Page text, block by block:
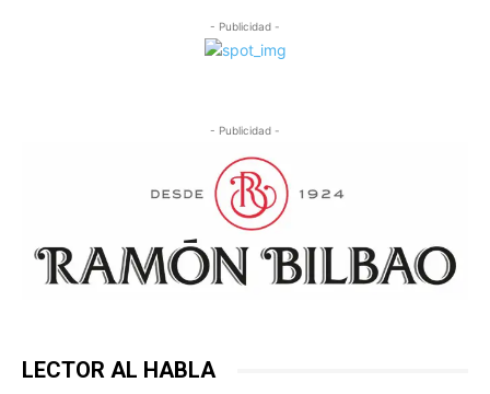
- Publicidad -
- Publicidad -
LECTOR AL HABLA